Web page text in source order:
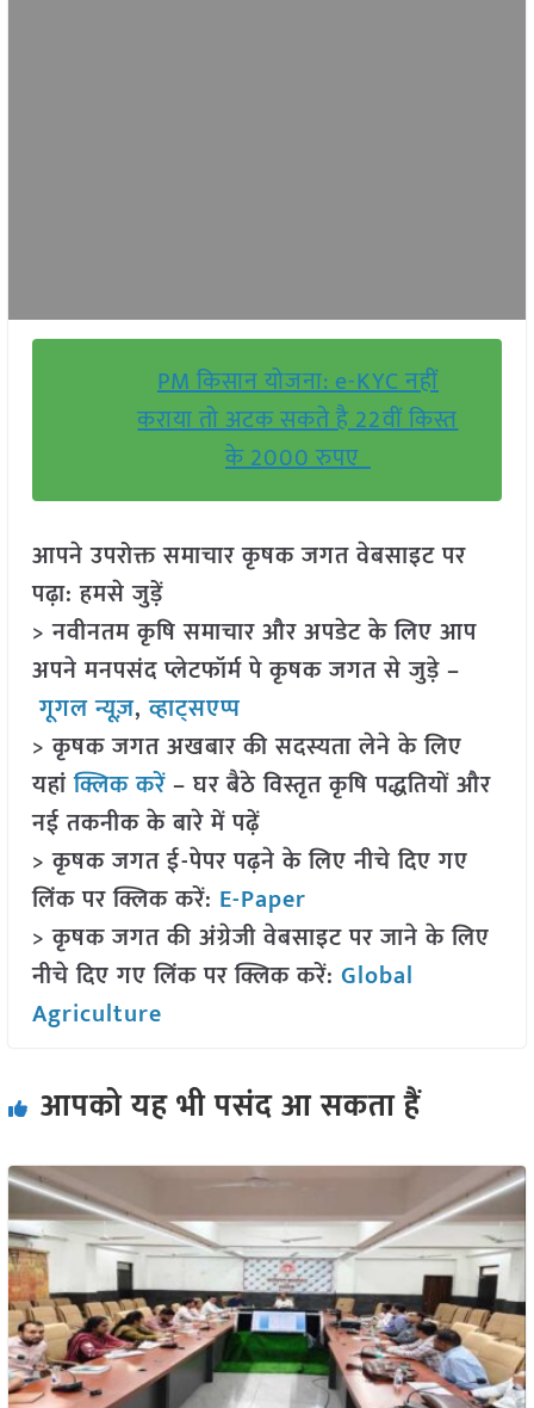
PM किसान योजना: e-KYC नहीं
कराया तो अटक सकते है 22वीं किस्त
के 2000 रुपए
आपने उपरोक्त समाचार कृषक जगत वेबसाइट पर
पढ़ा: हमसे जुड़ें
> नवीनतम कृषि समाचार और अपडेट के लिए आप
अपने मनपसंद प्लेटफॉर्म पे कृषक जगत से जुड़े –
गूगल न्यूज़,व्हाट्सएप्प
> कृषक जगत अखबार की सदस्यता लेने के लिए
यहांक्लिक करें– घर बैठे विस्तृत कृषि पद्धतियों और
नई तकनीक के बारे में पढ़ें
> कृषक जगत ई-पेपर पढ़ने के लिए नीचे दिए गए
लिंक पर क्लिक करें: E-Paper
> कृषक जगत की अंग्रेजी वेबसाइट पर जाने के लिए
नीचे दिए गए लिंक पर क्लिक करें: Global
Agriculture
आपको यह भी पसंद आ सकता हैं